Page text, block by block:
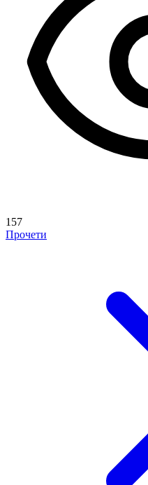
157
Прочети